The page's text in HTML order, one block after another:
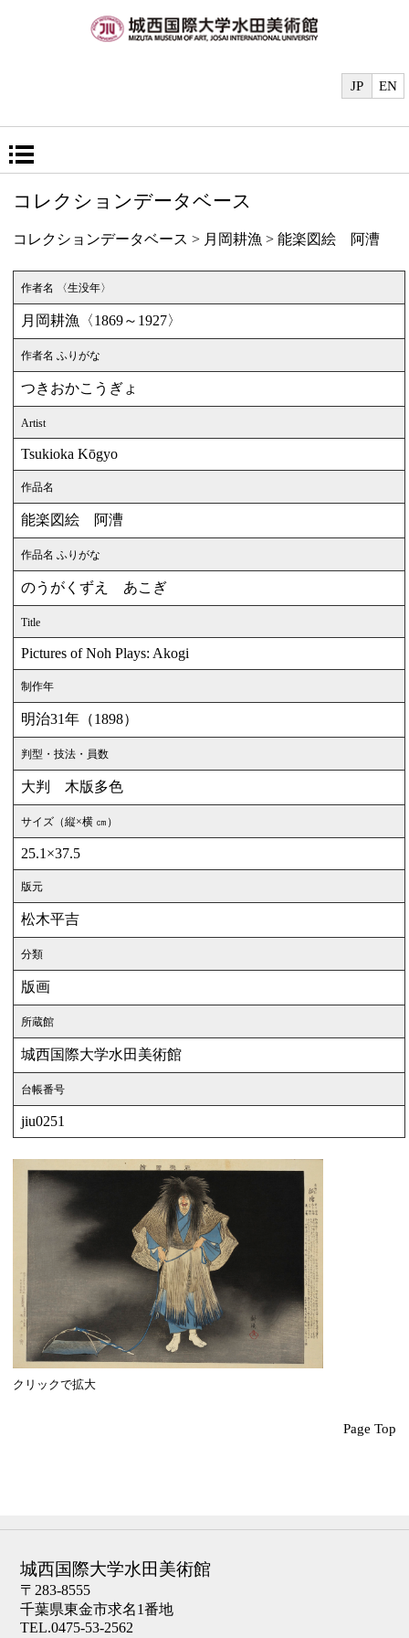
EN
JP
コレクションデータベース
コレクションデータベース > 月岡耕漁 > 能楽図絵 阿漕
作者名 〈生没年〉
月岡耕漁〈1869～1927〉
作者名 ふりがな
つきおかこうぎょ
Artist
Tsukioka Kōgyo
作品名
能楽図絵 阿漕
作品名 ふりがな
のうがくずえ あこぎ
Title
Pictures of Noh Plays: Akogi
制作年
明治31年（1898）
判型・技法・員数
大判 木版多色
サイズ（縦×横 ㎝）
25.1×37.5
版元
松木平吉
分類
版画
所蔵館
城西国際大学水田美術館
台帳番号
jiu0251
クリックで拡大
Page Top
城西国際大学水田美術館
〒283-8555
千葉県東金市求名1番地
TEL.0475-53-2562